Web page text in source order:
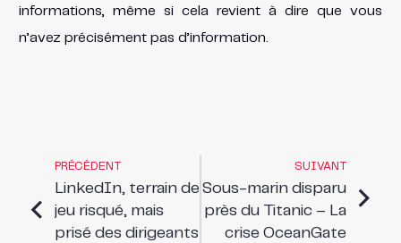
informations, même si cela revient à dire que vous
n’avez précisément pas d’information.
PRÉCÉDENT
LinkedIn, terrain de
jeu risqué, mais
prisé des dirigeants
SUIVANT
Sous-marin disparu
près du Titanic – La
crise OceanGate